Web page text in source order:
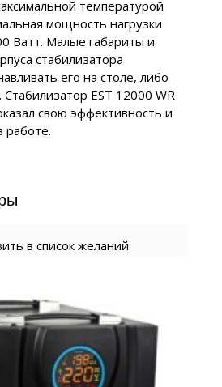
температурой
мощность нагрузки
Ватт. Малые габариты и
стабилизатора
его на столе, либо
Стабилизатор EST 12000 WR
свою эффективность и
работе.
в список желаний